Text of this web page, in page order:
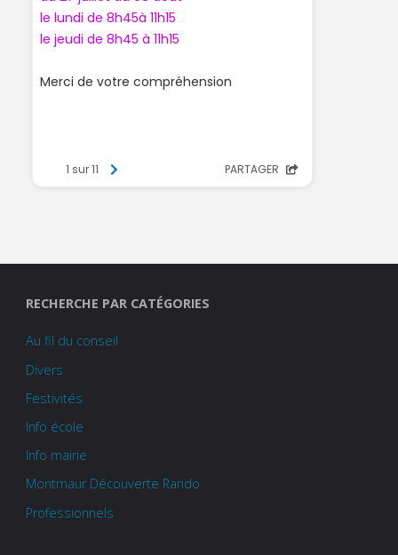
RECHERCHE PAR CATÉGORIES
Au fil du conseil
Divers
Festivités
Info école
Info mairie
Montmaur Découverte Rando
Professionnels